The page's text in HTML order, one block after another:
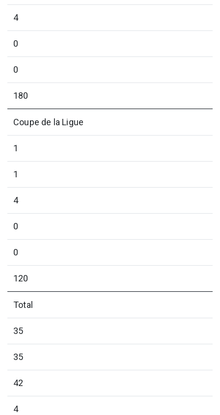
4
0
0
180
Coupe de la Ligue
1
1
4
0
0
120
Total
35
35
42
4